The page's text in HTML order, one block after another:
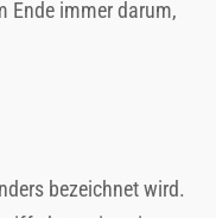
Ende immer darum,
bezeichnet wird.